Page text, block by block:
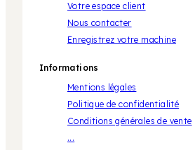
Votre espace client
Nous contacter
Enregistrez votre machine
Informations
Mentions légales
Politique de confidentialité
Conditions générales de vente
...